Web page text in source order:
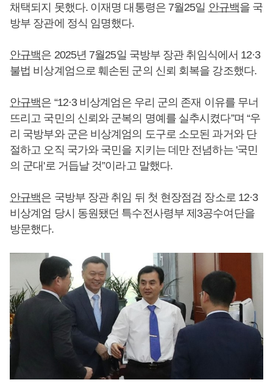
채택되지 못했다. 이재명 대통령은 7월25일 안규백을 국
방부 장관에 정식 임명했다.
안규백은 2025년 7월25일 국방부 장관 취임식에서 12·3
불법 비상계엄으로 훼손된 군의 신뢰 회복을 강조했다.
안규백은 “12·3 비상계엄은 우리 군의 존재 이유를 무너
뜨리고 국민의 신뢰와 군복의 명예를 실추시켰다”며 “우
리 국방부와 군은 비상계엄의 도구로 소모된 과거와 단
절하고 오직 국가와 국민을 지키는 데만 전념하는 '국민
의 군대'로 거듭날 것”이라고 말했다.
안규백은 국방부 장관 취임 뒤 첫 현장점검 장소로 12·3
비상계엄 당시 동원됐던 특수전사령부 제3공수여단을
방문했다.